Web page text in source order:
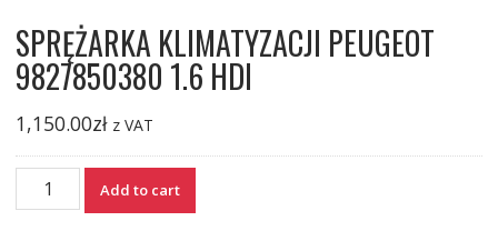
SPRĘŻARKA KLIMATYZACJI PEUGEOT
9827850380 1.6 HDI
1,150.00zł z VAT
SPRĘŻARKA
KLIMATYZACJI
Add to cart